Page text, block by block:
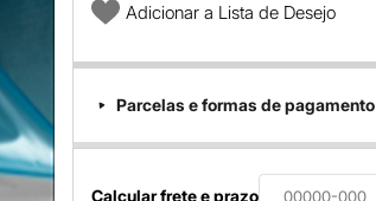
Adicionar a Lista de Desejo
Parcelas e formas de pagamento
Calcular frete e prazo